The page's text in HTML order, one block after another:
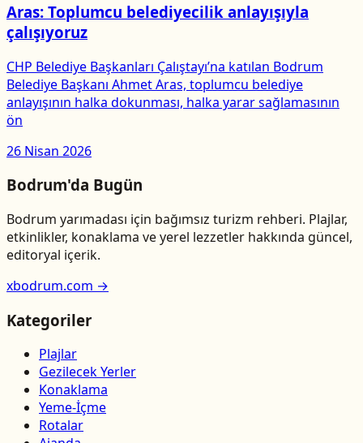
Aras: Toplumcu belediyecilik anlayışıyla
çalışıyoruz
CHP Belediye Başkanları Çalıştayı’na katılan Bodrum
Belediye Başkanı Ahmet Aras, toplumcu belediye
anlayışının halka dokunması, halka yarar sağlamasının
ön
26 Nisan 2026
Bodrum'da Bugün
Bodrum yarımadası için bağımsız turizm rehberi. Plajlar,
etkinlikler, konaklama ve yerel lezzetler hakkında güncel,
editoryal içerik.
xbodrum.com →
Kategoriler
Plajlar
Gezilecek Yerler
Konaklama
Yeme-İçme
Rotalar